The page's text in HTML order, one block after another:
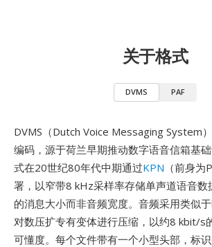
关于格式
DVMS PAF
DVMS（Dutch Voice Messaging System
编码，源于荷兰早期推动数字语音信箱基
式在20世纪80年代中期通过KPN （前身
署，以窄带8 kHz采样率存储单声道语音数
的消息大小而非音频宽度。音频采用类似
对数压扩专有变体进行压缩，以约8 kbit/s
可懂度。每个文件带有一个小型头部，标